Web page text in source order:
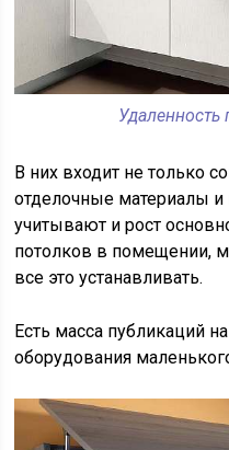
Удаленность
В них входит не только
отделочные материалы
учитывают и рост
потолков в помещении,
все это устанавливать.
Есть масса публикаций
оборудования